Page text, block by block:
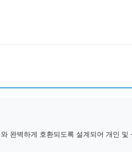
완벽하게 호환되도록 설계되어 개인 및